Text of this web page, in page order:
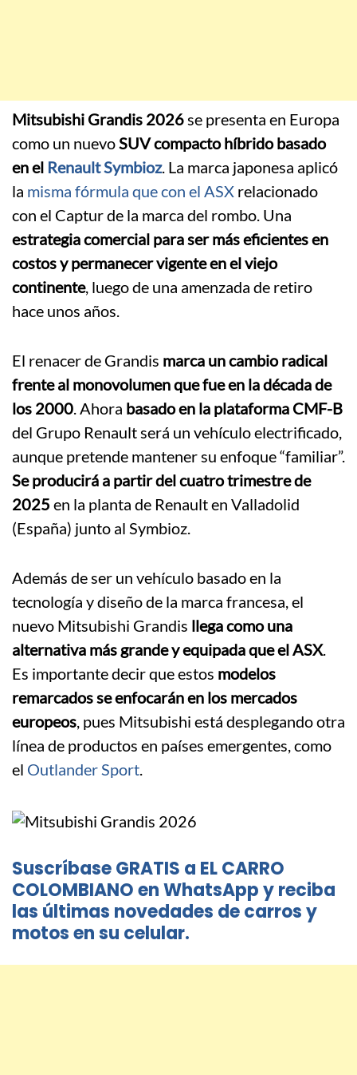
Mitsubishi Grandis 2026se presenta en Europa
como un nuevoSUV compacto híbrido basado
en el Renault Symbioz. La marca japonesa aplicó
la misma fórmula que con el ASX relacionado
con el Captur de la marca del rombo. Una
estrategia comercial para ser más eficientes en
costos y permanecer vigente en el viejo
continente, luego de una amenzada de retiro
hace unos años.
El renacer de Grandis marca un cambio radical
frente al monovolumen que fue en la década de
los 2000. Ahora basado en la plataforma CMF-B
del Grupo Renault será un vehículo electrificado,
aunque pretende mantener su enfoque “familiar”.
Se producirá a partir del cuatro trimestre de
2025 en la planta de Renault en Valladolid
(España) junto al Symbioz.
Además de ser un vehículo basado en la
tecnología y diseño de la marca francesa, el
nuevo Mitsubishi Grandis llega como una
alternativa más grande y equipada que el ASX.
Es importante decir que estos modelos
remarcados se enfocarán en los mercados
europeos, pues Mitsubishi está desplegando otra
línea de productos en países emergentes, como
el Outlander Sport.
Suscríbase GRATIS a EL CARRO
COLOMBIANO en WhatsApp y reciba
las últimas novedades de carros y
motos en su celular.